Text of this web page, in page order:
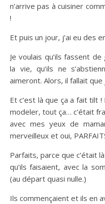
n’arrive pas à cuisiner
!
Et puis un jour, j’ai eu des
Je voulais qu’ils fassent
la vie, qu’ils ne
aimeront. Alors, il fallait
Et c’est là que ça a fait tilt
modeler, tout ça… c’était
avec mes yeux de
merveilleux et oui,
Parfaits, parce que c’était
qu’ils faisaient, avec la
(au départ quasi nulle.)
Ils commençaient et ils en